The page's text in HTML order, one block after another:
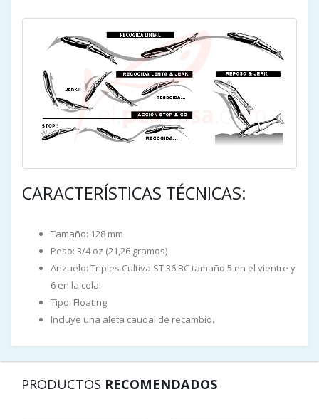
CARACTERÍSTICAS TÉCNICAS:
Tamaño: 128 mm
Peso: 3/4 oz (21,26 gramos)
Anzuelo: Triples Cultiva ST 36 BC tamaño 5 en el vientre y
6 en la cola.
Tipo: Floating
Incluye una aleta caudal de recambio.
PRODUCTOS RECOMENDADOS